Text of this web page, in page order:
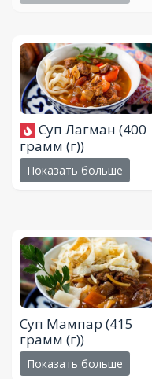
Суп Лагман(400
грамм (г))
Показать больше
Суп Мампар (415
грамм (г))
Показать больше